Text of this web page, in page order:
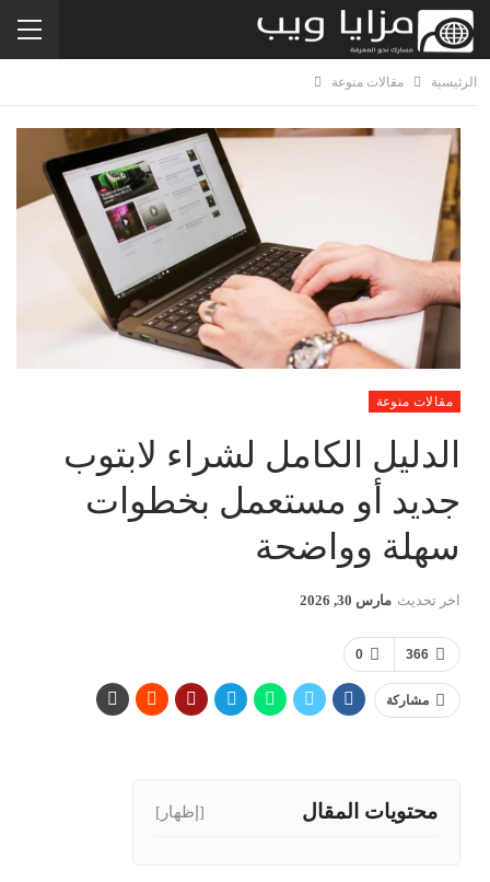
الرئيسية مقالات منوعة
مقالات منوعة
الدليل الكامل لشراء لابتوب
جديد أو مستعمل بخطوات
سهلة وواضحة
اخر تحديث مارس 30, 2026
0 366
مشاركة
محتويات المقال [إظهار]